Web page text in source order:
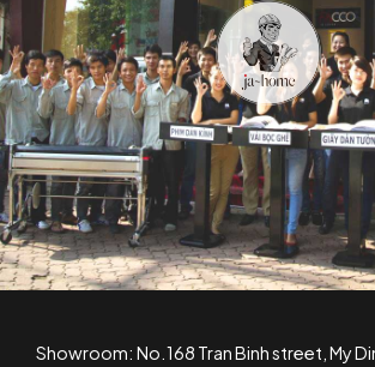
Showroom: No.168 Tran Binh street, My